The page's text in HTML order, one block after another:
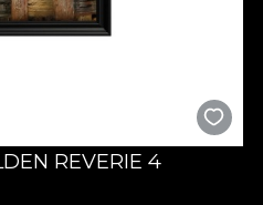
REVERIE 4